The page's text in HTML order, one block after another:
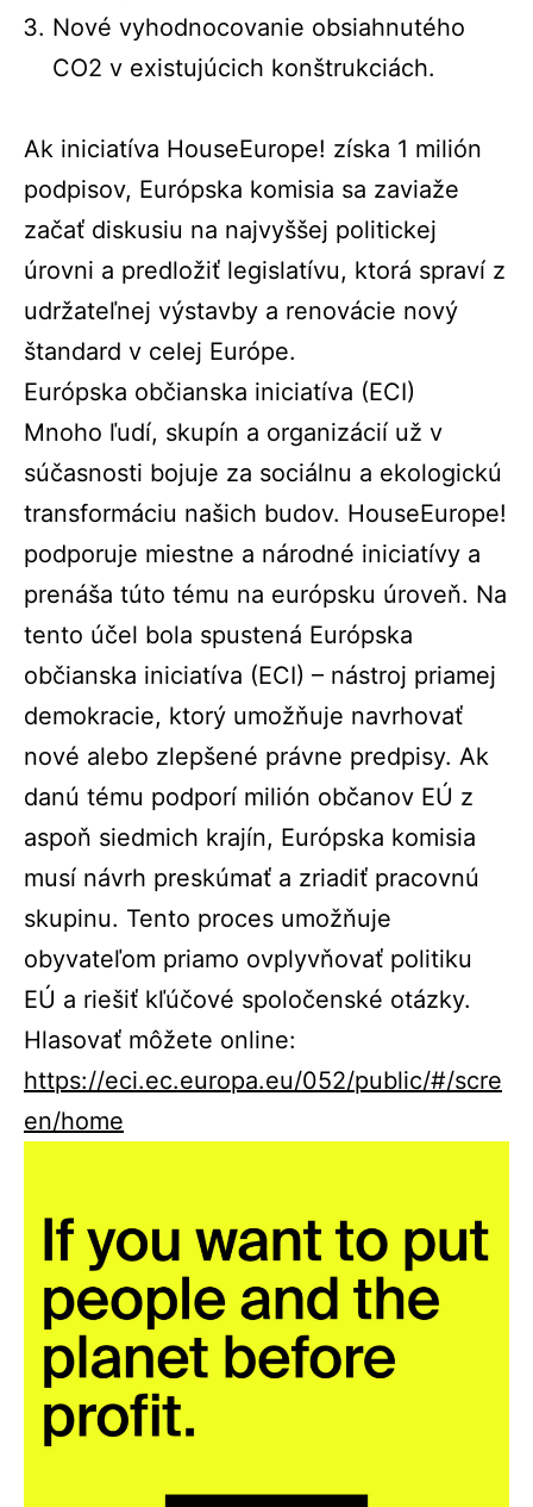
Nové vyhodnocovanie obsiahnutého
CO2 v existujúcich konštrukciách.
Ak iniciatíva HouseEurope! získa 1 milión
podpisov, Európska komisia sa zaviaže
začať diskusiu na najvyššej politickej
úrovni a predložiť legislatívu, ktorá spraví z
udržateľnej výstavby a renovácie nový
štandard v celej Európe.
Európska občianska iniciatíva (ECI)
Mnoho ľudí, skupín a organizácií už v
súčasnosti bojuje za sociálnu a ekologickú
transformáciu našich budov. HouseEurope!
podporuje miestne a národné iniciatívy a
prenáša túto tému na európsku úroveň. Na
tento účel bola spustená Európska
občianska iniciatíva (ECI) – nástroj priamej
demokracie, ktorý umožňuje navrhovať
nové alebo zlepšené právne predpisy. Ak
danú tému podporí milión občanov EÚ z
aspoň siedmich krajín, Európska komisia
musí návrh preskúmať a zriadiť pracovnú
skupinu. Tento proces umožňuje
obyvateľom priamo ovplyvňovať politiku
EÚ a riešiť kľúčové spoločenské otázky.
Hlasovať môžete online:
https://eci.ec.europa.eu/052/public/#/scre
en/home